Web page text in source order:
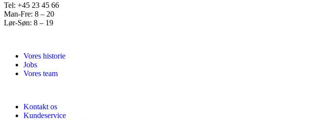
Tel: +45 23 45 66
Man-Fre: 8 – 20
Lør-Søn: 8 – 19
Vores historie
Jobs
Vores team
Kontakt os
Kundeservice